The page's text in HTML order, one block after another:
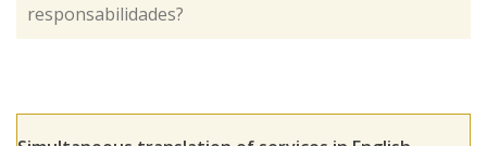
responsabilidades?​